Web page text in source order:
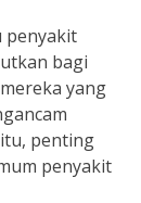
penyakit
bagi
yang
penting
penyakit